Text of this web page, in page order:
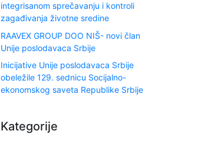
integrisanom sprečavanju i kontroli
zagađivanja životne sredine
RAAVEX GROUP DOO NIŠ- novi član
Unije poslodavaca Srbije
Inicijative Unije poslodavaca Srbije
obeležile 129. sednicu Socijalno-
ekonomskog saveta Republike Srbije
Kategorije